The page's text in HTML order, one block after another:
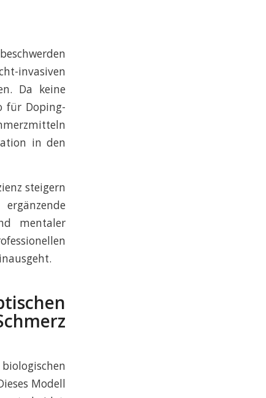
invasiven
Da keine
für Doping-
in den
steigern
ergänzende
mentaler
Modell